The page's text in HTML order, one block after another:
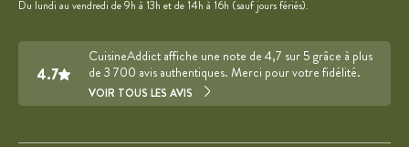
Du lundi au vendredi de 9h à 13h et de 14h à 16h (sauf jours fériés).
4.7
CuisineAddict affiche une note de 4,7 sur 5 grâce à plus
de 3 700 avis authentiques. Merci pour votre fidélité.
VOIR TOUS LES AVIS